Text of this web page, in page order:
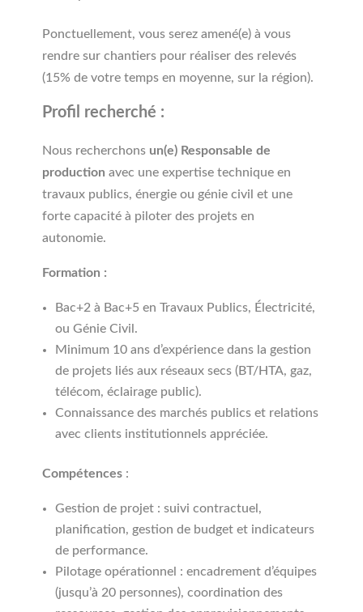
Ponctuellement, vous serez amené(e) à vous
rendre sur chantiers pour réaliser des relevés
(15% de votre temps en moyenne, sur la région).
Profil recherché :
Nous recherchons un(e) Responsable de
production avec une expertise technique en
travaux publics, énergie ou génie civil et une
forte capacité à piloter des projets en
autonomie.
Formation :
Bac+2 à Bac+5 en Travaux Publics, Électricité,
ou Génie Civil.
Minimum 10 ans d’expérience dans la gestion
de projets liés aux réseaux secs (BT/HTA, gaz,
télécom, éclairage public).
Connaissance des marchés publics et relations
avec clients institutionnels appréciée.
Compétences:
Gestion de projet : suivi contractuel,
planification, gestion de budget et indicateurs
de performance.
Pilotage opérationnel : encadrement d’équipes
(jusqu’à 20 personnes), coordination des